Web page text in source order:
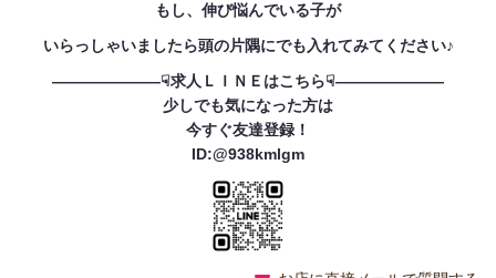
もし、伸び悩んでいる子が
いらっしゃいましたら頭の片隅にでも入れてみてください♪
———————☟求人ＬＩＮＥはこちら☟———————
少しでも気になった方は
今すぐ友達登録！
ID:@938kmlgm